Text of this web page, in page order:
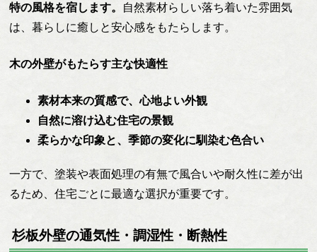
特の風格を宿します。 自然素材らしい落ち着いた雰囲気
は、暮らしに癒しと安心感をもたらします。
木の外壁がもたらす主な快適性
素材本来の質感で、心地よい外観
自然に溶け込む住宅の景観
柔らかな印象と、季節の変化に馴染む色合い
一方で、塗装や表面処理の有無で風合いや耐久性に差が出
るため、住宅ごとに最適な選択が重要です。
杉板外壁の通気性・調湿性・断熱性